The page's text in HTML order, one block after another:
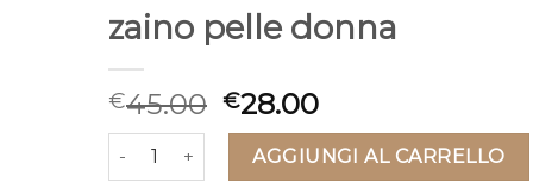
zaino pelle donna
€45.00 €28.00
zaino pelle donna quantitàAGGIUNGI AL CARRELLO